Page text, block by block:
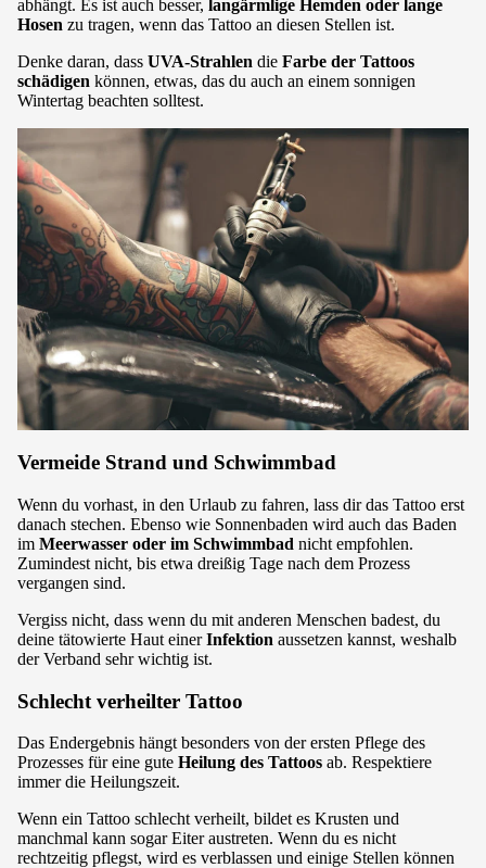
abhängt. Es ist auch besser, langärmlige Hemden oder lange
Hosen zu tragen, wenn das Tattoo an diesen Stellen ist.
Denke daran, dass UVA-Strahlen die Farbe der Tattoos
schädigen können, etwas, das du auch an einem sonnigen
Wintertag beachten solltest.
Vermeide Strand und Schwimmbad
Wenn du vorhast, in den Urlaub zu fahren, lass dir das Tattoo erst
danach stechen. Ebenso wie Sonnenbaden wird auch das Baden
im Meerwasser oder im Schwimmbad nicht empfohlen.
Zumindest nicht, bis etwa dreißig Tage nach dem Prozess
vergangen sind.
Vergiss nicht, dass wenn du mit anderen Menschen badest, du
deine tätowierte Haut einerInfektion aussetzen kannst, weshalb
der Verband sehr wichtig ist.
Schlecht verheilter Tattoo
Das Endergebnis hängt besonders von der ersten Pflege des
Prozesses für eine gute Heilung des Tattoos ab. Respektiere
immer die Heilungszeit.
Wenn ein Tattoo schlecht verheilt, bildet es Krusten und
manchmal kann sogar Eiter austreten. Wenn du es nicht
rechtzeitig pflegst, wird es verblassen und einige Stellen können